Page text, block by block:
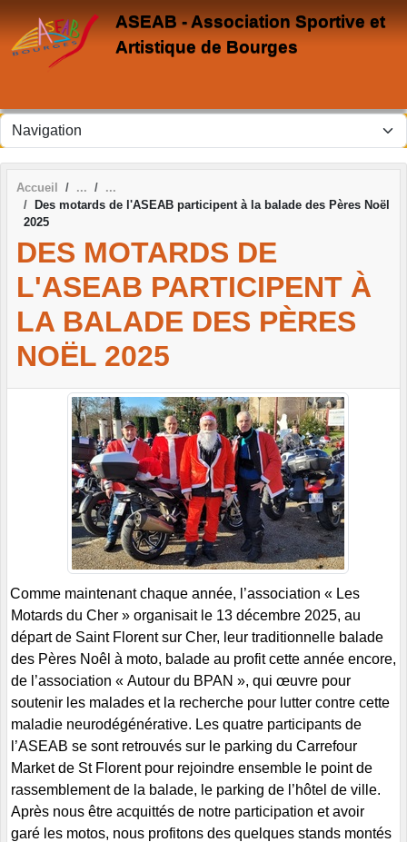
ASEAB - Association Sportive et
Artistique de Bourges
Accueil
Des motards de l'ASEAB participent à la balade des Pères Noël
2025
DES MOTARDS DE
L'ASEAB PARTICIPENT À
LA BALADE DES PÈRES
NOËL 2025
Comme maintenant chaque année, l’association « Les
Motards du Cher » organisait le 13 décembre 2025, au
départ de Saint Florent sur Cher, leur traditionnelle balade
des Pères Noêl à moto, balade au profit cette année encore,
de l’association « Autour du BPAN », qui œuvre pour
soutenir les malades et la recherche pour lutter contre cette
maladie neurodégénérative. Les quatre participants de
l’ASEAB se sont retrouvés sur le parking du Carrefour
Market de St Florent pour rejoindre ensemble le point de
rassemblement de la balade, le parking de l’hôtel de ville.
Après nous être acquittés de notre participation et avoir
garé les motos, nous profitons des quelques stands montés
Panneau de gestion des cookies